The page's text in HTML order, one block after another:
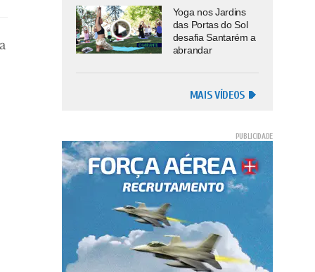
Yoga nos Jardins
das Portas do Sol
desafia Santarém a
abrandar
MAIS VÍDEOS